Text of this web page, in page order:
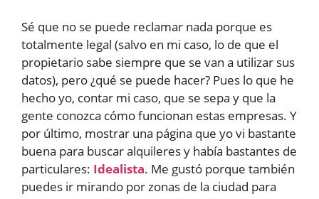
Sé que no se puede reclamar nada porque es
totalmente legal (salvo en mi caso, lo de que el
propietario sabe siempre que se van a utilizar sus
datos), pero ¿qué se puede hacer? Pues lo que he
hecho yo, contar mi caso, que se sepa y que la
gente conozca cómo funcionan estas empresas. Y
por último, mostrar una página que yo vi bastante
buena para buscar alquileres y había bastantes de
particulares: Idealista. Me gustó porque también
puedes ir mirando por zonas de la ciudad para